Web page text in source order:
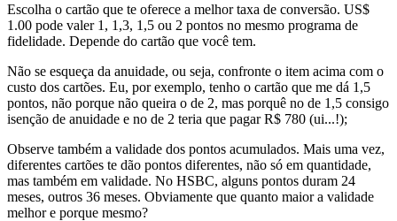
Escolha o cartão que te oferece a melhor taxa de conversão. US$
1.00 pode valer 1, 1,3, 1,5 ou 2 pontos no mesmo programa de
fidelidade. Depende do cartão que você tem.
Não se esqueça da anuidade, ou seja, confronte o item acima com o
custo dos cartões. Eu, por exemplo, tenho o cartão que me dá 1,5
pontos, não porque não queira o de 2, mas porquê no de 1,5 consigo
isenção de anuidade e no de 2 teria que pagar R$ 780 (ui...!);
Observe também a validade dos pontos acumulados. Mais uma vez,
diferentes cartões te dão pontos diferentes, não só em quantidade,
mas também em validade. No HSBC, alguns pontos duram 24
meses, outros 36 meses. Obviamente que quanto maior a validade
melhor e porque mesmo?